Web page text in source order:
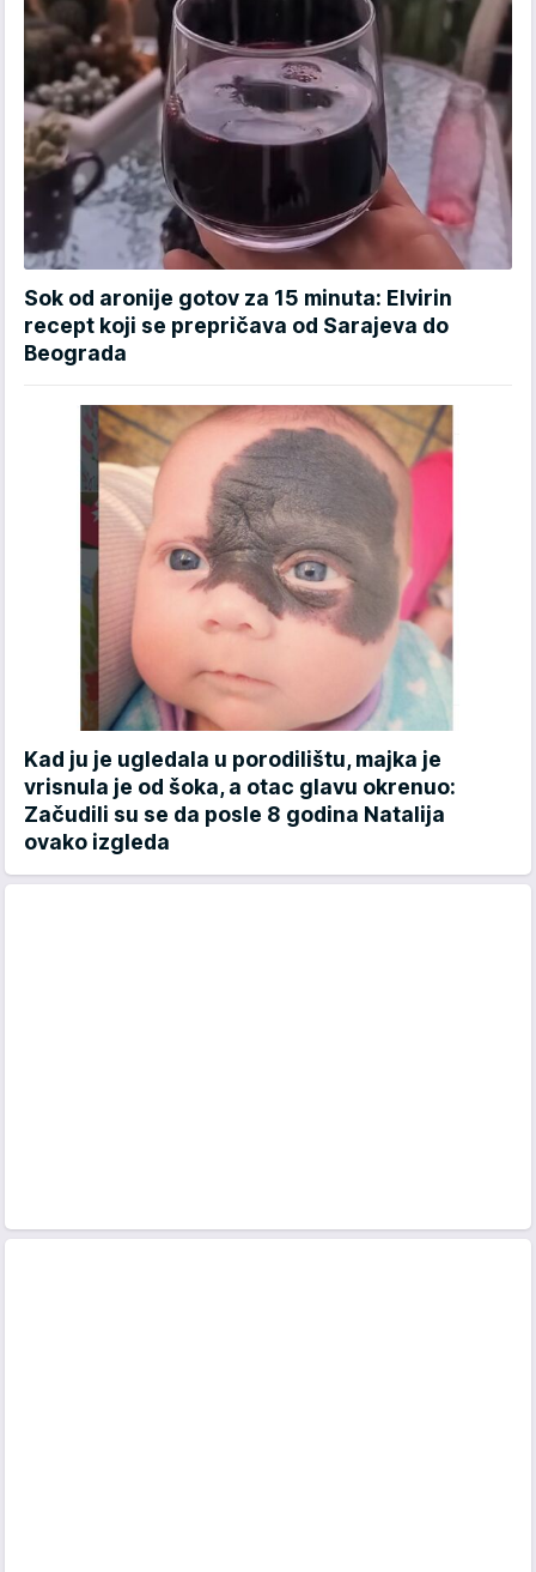
Sok od aronije gotov za 15 minuta: Elvirin
recept koji se prepričava od Sarajeva do
Beograda
Kad ju je ugledala u porodilištu, majka je
vrisnula je od šoka, a otac glavu okrenuo:
Začudili su se da posle 8 godina Natalija
ovako izgleda